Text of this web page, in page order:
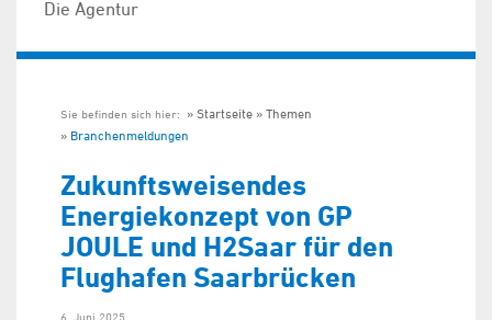
Die Agentur
Sie befinden sich hier: Startseite
Themen
Branchenmeldungen
Zukunftsweisendes
Energiekonzept von GP
JOULE und H2Saar für den
Flughafen Saarbrücken
6. Juni 2025